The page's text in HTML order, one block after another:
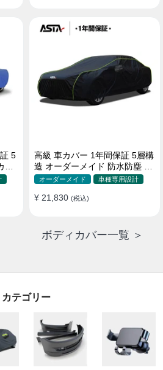
5
性
高級 車カバー 1年間保証 5層構
造 オーダーメイド 防水防塵 裏
起毛 車種専用
オーダーメイド 車種専用設計
¥ 21,830 (税込)
ボディカバー一覧 ＞
カテゴリー